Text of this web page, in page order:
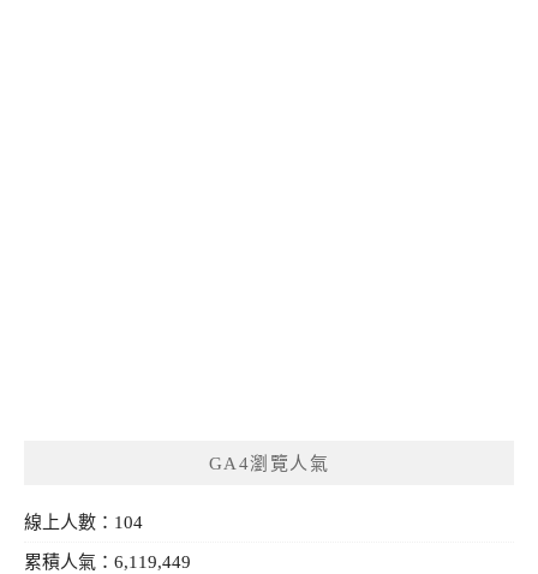
GA4瀏覽人氣
線上人數：104
累積人氣：6,119,449